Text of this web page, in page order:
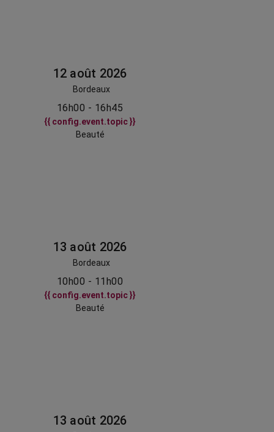
12 août 2026
Bordeaux
16h00 - 16h45
{{ config.event.topic }}
Beauté
13 août 2026
Bordeaux
10h00 - 11h00
{{ config.event.topic }}
Beauté
13 août 2026